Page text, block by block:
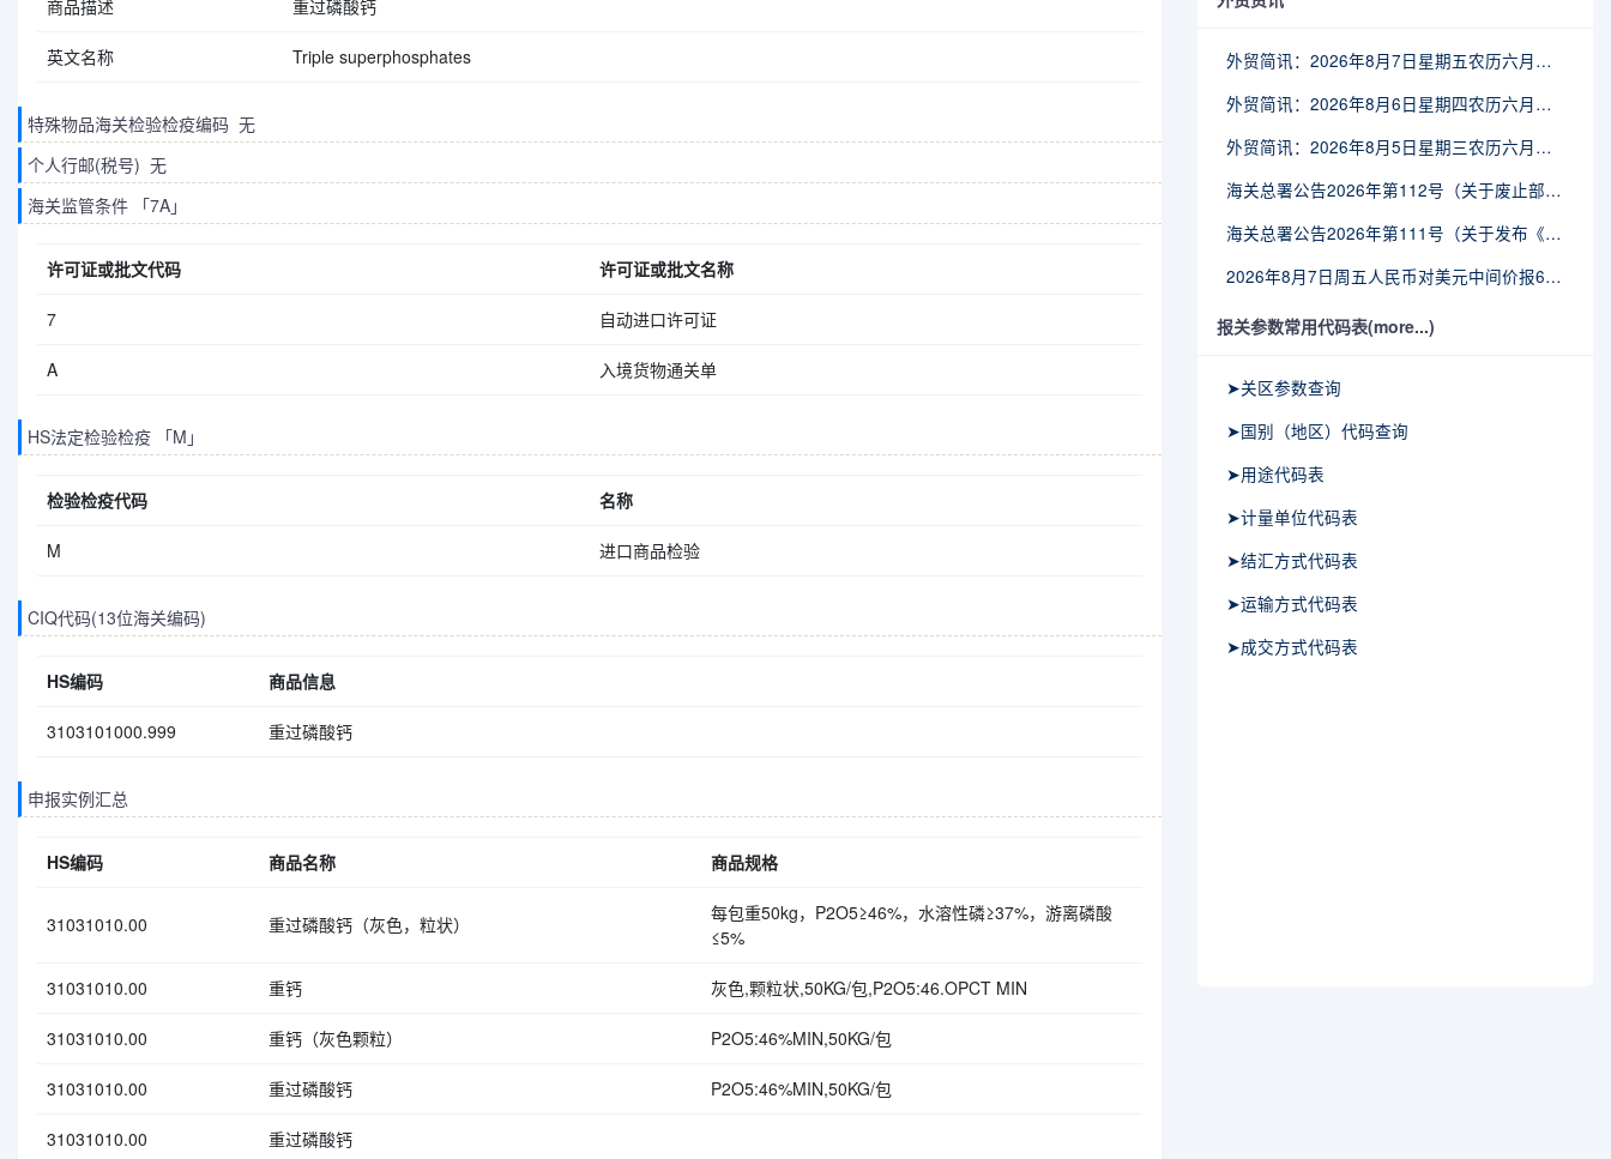
商品描述 重过磷酸钙
英文名称 Triple superphosphates
特殊物品海关检验检疫编码 无
个人行邮(税号) 无
海关监管条件 「7A」
许可证或批文代码 许可证或批文名称
7 自动进口许可证
A 入境货物通关单
HS法定检验检疫 「M」
检验检疫代码 名称
M 进口商品检验
CIQ代码(13位海关编码)
HS编码 商品信息
3103101000.999 重过磷酸钙
申报实例汇总
HS编码 商品名称 商品规格
31031010.00 重过磷酸钙（灰色，粒状）
每包重50kg，P2O5≥46%，水溶性磷≥37%，游离磷酸
≤5%
31031010.00 重钙 灰色,颗粒状,50KG/包,P2O5:46.OPCT MIN
31031010.00 重钙（灰色颗粒） P2O5:46%MIN,50KG/包
31031010.00 重过磷酸钙 P2O5:46%MIN,50KG/包
31031010.00 重过磷酸钙
外贸简讯：2026年8月7日星期五农历六月廿五
外贸简讯：2026年8月6日星期四农历六月廿四
外贸简讯：2026年8月5日星期三农历六月廿三
海关总署公告2026年第112号（关于废止部分卫生检疫类规范性文件的公告）
海关总署公告2026年第111号（关于发布《进出境动植物检疫处理监督管理工作规定》《进出境卫生处理监督管理工作规定》的公告）
2026年8月7日周五人民币对美元中间价报6.7904调贬9个基点
报关参数常用代码表(more...)
➤关区参数查询
➤国别（地区）代码查询
➤用途代码表
➤计量单位代码表
➤结汇方式代码表
➤运输方式代码表
➤成交方式代码表